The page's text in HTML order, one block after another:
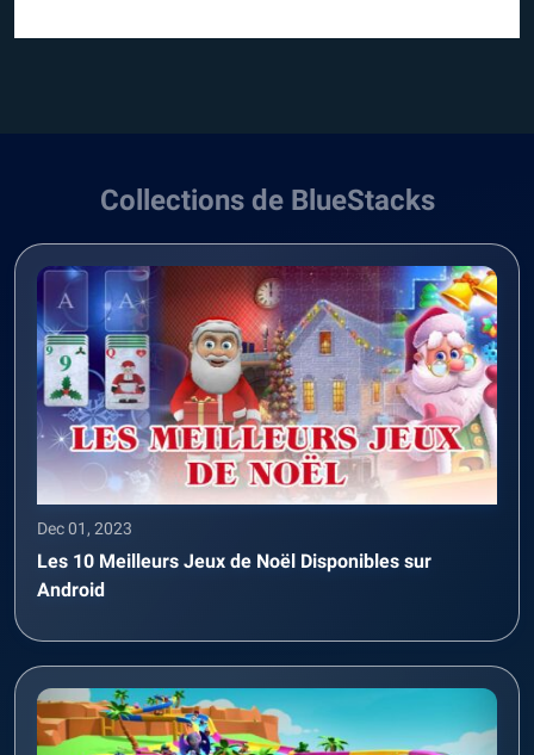
Collections de BlueStacks
Dec 01, 2023
Les 10 Meilleurs Jeux de Noël Disponibles sur
Android